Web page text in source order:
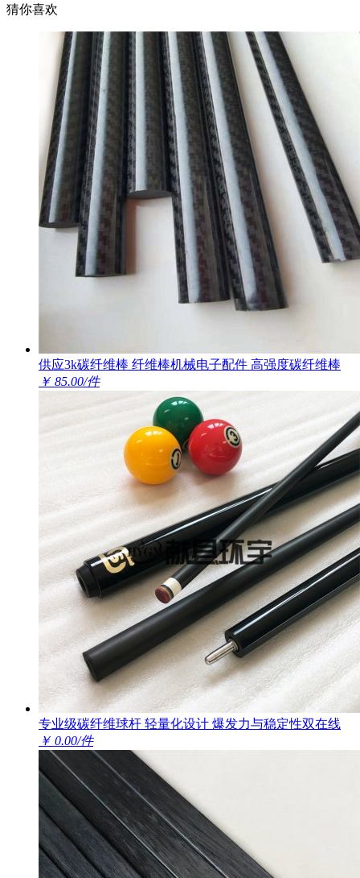
猜你喜欢
供应3k碳纤维棒 纤维棒机械电子配件 高强度碳纤维棒
￥ 85.00/件
专业级碳纤维球杆 轻量化设计 爆发力与稳定性双在线
￥ 0.00/件